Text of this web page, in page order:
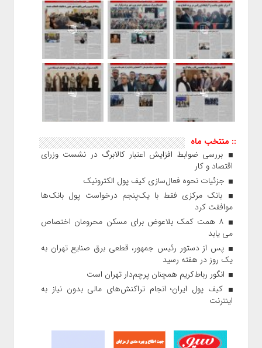
:: منتخب ماه
بررسی ضوابط افزایش اعتبار کالابرگ در نشست وزرای
اقتصاد و کار
جزئیات نحوه فعال‌سازی کیف پول الکترونیک
بانک مرکزی فقط با یک‌‎پنجم درخواست پول بانک‌ها
موافقت کرد
۸ همت کمک بلاعوض برای مسکن محرومان اختصاص
می یابد
پس از دستور رئیس‌ جمهور، قطعی برق صنایع تهران به
یک روز در هفته رسید
انگور رباط‌کریم همچنان پرچم‌دار تهران است
کیف پول ایران؛ انجام تراکنش‌های مالی بدون نیاز به
اینترنت